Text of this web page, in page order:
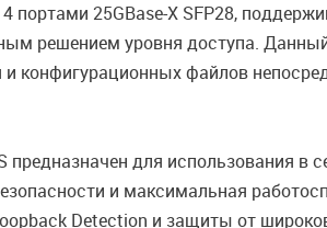
4 портами 25GBase-X SFP28,
решением уровня доступа.
конфигурационных файлов
предназначен для использования в
и максимальная
Detection и защиты от